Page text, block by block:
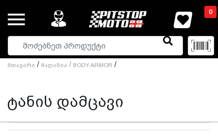
0
Მთავარი / Მაღაზია / BODY-ARMOR /
ტანის დამცავი